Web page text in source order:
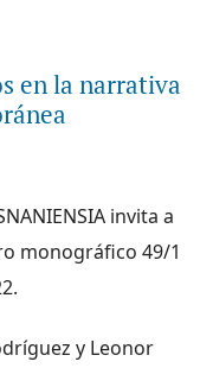
en la narrativa
invita a
monográfico 49/1
y Leonor